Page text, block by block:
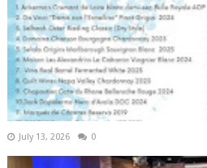
July 13, 2026 0